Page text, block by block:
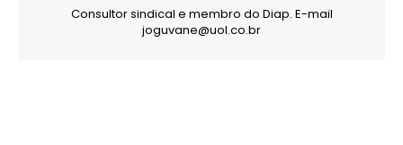
Consultor sindical e membro do Diap. E-mail
joguvane@uol.co.br